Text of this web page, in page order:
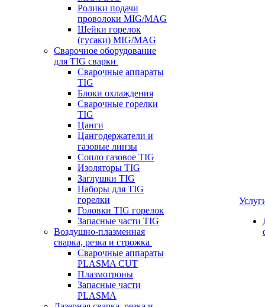
Ролики подачи
проволоки MIG/MAG
Шейки горелок
(гусаки) MIG/MAG
Сварочное оборудование
для TIG сварки
Сварочные аппараты
TIG
Блоки охлаждения
Сварочные горелки
TIG
Цанги
Цангодержатели и
газовые линзы
Сопло газовое TIG
Изоляторы TIG
Заглушки TIG
Наборы для TIG
горелки
Головки TIG горелок
Запасные части TIG
Воздушно-плазменная
сварка, резка и строжка
Сварочные аппараты
PLASMA CUT
Плазмотроны
Запасные части
PLASMA